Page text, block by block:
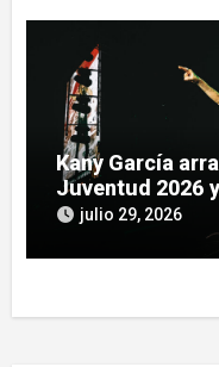
Kany García
Juventud 2026
Asunción
julio 29, 2026